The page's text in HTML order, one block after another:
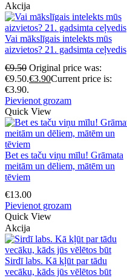
Akcija
Vai mākslīgais intelekts mūs
aizvietos? 21. gadsimta ceļvedis
€9.50 Original price was:
€9.50.€3.90Current price is:
€3.90.
Pievienot grozam
Quick View
Bet es taču viņu mīlu! Grāmata
meitām un dēliem, mātēm un
tēviem
€13.00
Pievienot grozam
Quick View
Akcija
Sirdī labs. Kā kļūt par tādu
vecāku, kāds jūs vēlētos būt